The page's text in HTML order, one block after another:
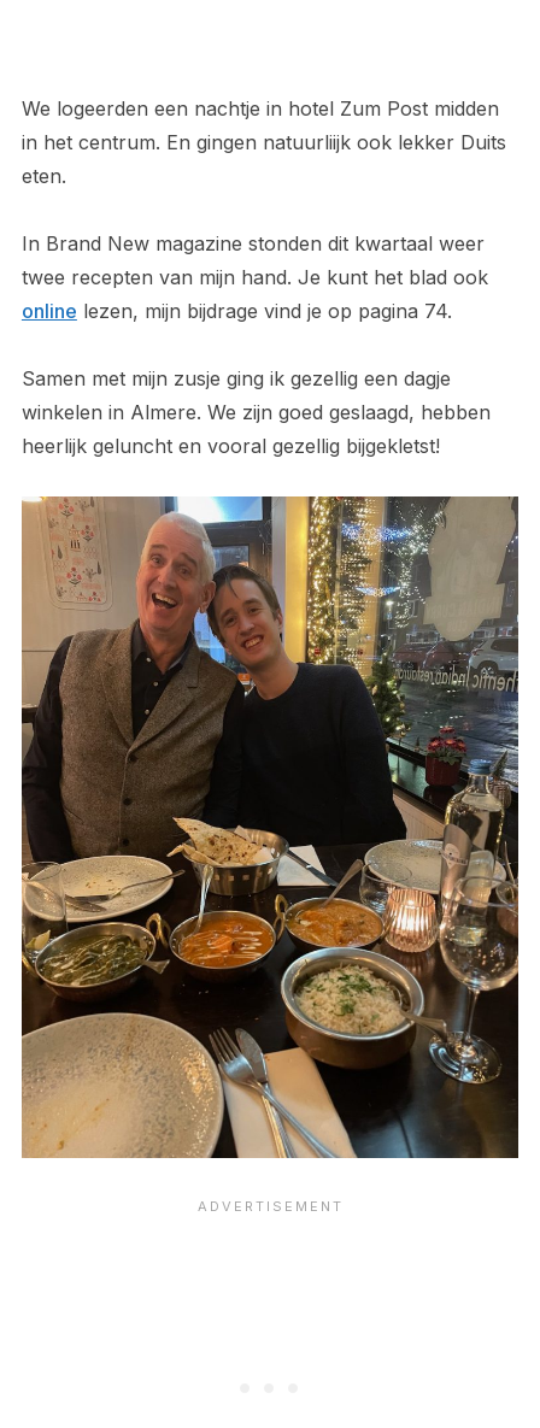
We logeerden een nachtje in hotel Zum Post midden
in het centrum. En gingen natuurliijk ook lekker Duits
eten.
In Brand New magazine stonden dit kwartaal weer
twee recepten van mijn hand. Je kunt het blad ook
online lezen, mijn bijdrage vind je op pagina 74.
Samen met mijn zusje ging ik gezellig een dagje
winkelen in Almere. We zijn goed geslaagd, hebben
heerlijk geluncht en vooral gezellig bijgekletst!